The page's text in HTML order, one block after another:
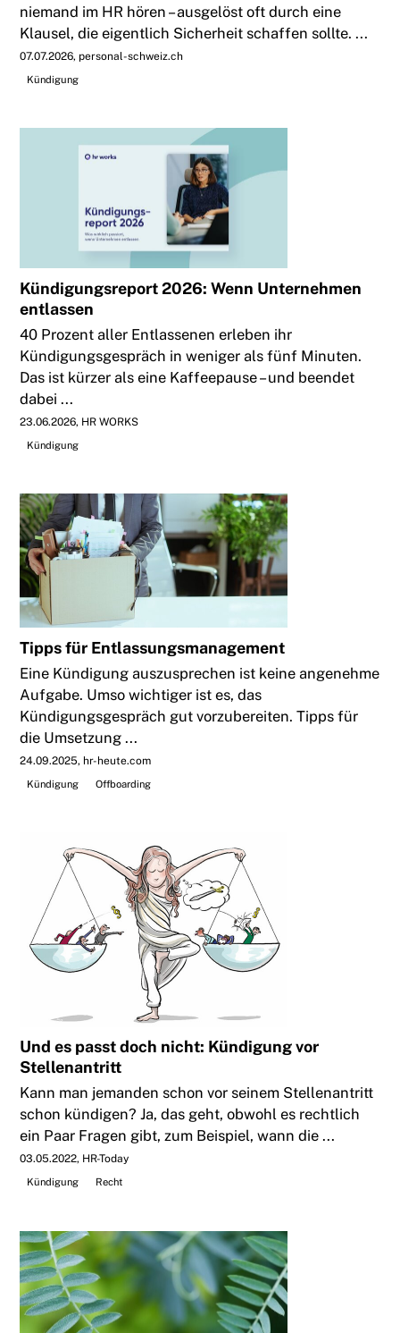
niemand im HR hören – ausgelöst oft durch eine
Klausel, die eigentlich Sicherheit schaffen sollte. ...
07.07.2026 personal-schweiz.ch
Kündigung
Kündigungsreport 2026: Wenn Unternehmen
entlassen
40 Prozent aller Entlassenen erleben ihr
Kündigungsgespräch in weniger als fünf Minuten.
Das ist kürzer als eine Kaffeepause – und beendet
dabei ...
23.06.2026 HR WORKS
Kündigung
Tipps für Entlassungsmanagement
Eine Kündigung auszusprechen ist keine angenehme
Aufgabe. Umso wichtiger ist es, das
Kündigungsgespräch gut vorzubereiten. Tipps für
die Umsetzung ...
24.09.2025 hr-heute.com
Kündigung
Offboarding
Und es passt doch nicht: Kündigung vor
Stellenantritt
Kann man jemanden schon vor seinem Stellenantritt
schon kündigen? Ja, das geht, obwohl es rechtlich
ein Paar Fragen gibt, zum Beispiel, wann die ...
03.05.2022 HR-Today
Kündigung
Recht